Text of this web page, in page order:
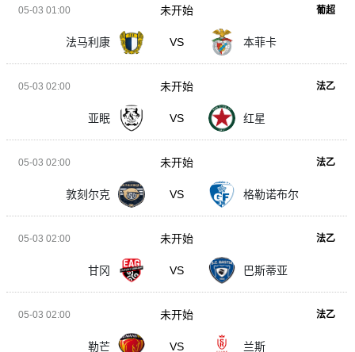
05-03 01:00 葡超
法马利康 VS 本菲卡
未开始
05-03 02:00 法乙
亚眠 VS 红星
未开始
05-03 02:00 法乙
敦刻尔克 VS 格勒诺布尔
未开始
05-03 02:00 法乙
甘冈 VS 巴斯蒂亚
未开始
05-03 02:00 法乙
勒芒 VS 兰斯
未开始